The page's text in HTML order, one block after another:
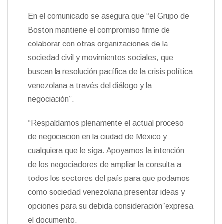
En el comunicado se asegura que “el Grupo de
Boston mantiene el compromiso firme de
colaborar con otras organizaciones de la
sociedad civil y movimientos sociales, que
buscan la resolución pacífica de la crisis política
venezolana a través del diálogo y la
negociación”.
“Respaldamos plenamente el actual proceso
de negociación en la ciudad de México y
cualquiera que le siga. Apoyamos la intención
de los negociadores de ampliar la consulta a
todos los sectores del país para que podamos
como sociedad venezolana presentar ideas y
opciones para su debida consideración”expresa
el documento.